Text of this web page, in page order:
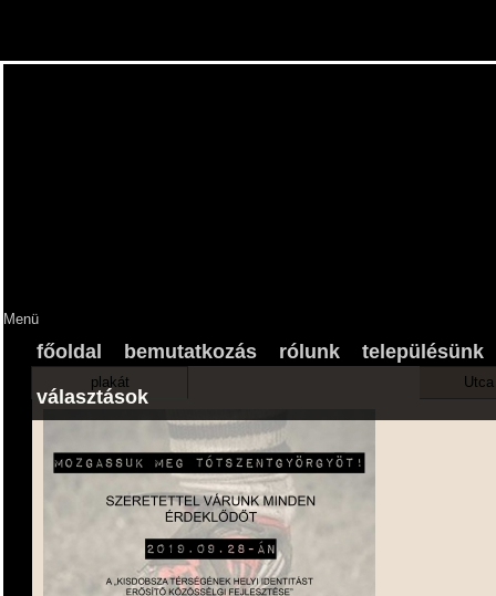
Menü
főoldal bemutatkozás rólunk településünk
választások
plakát